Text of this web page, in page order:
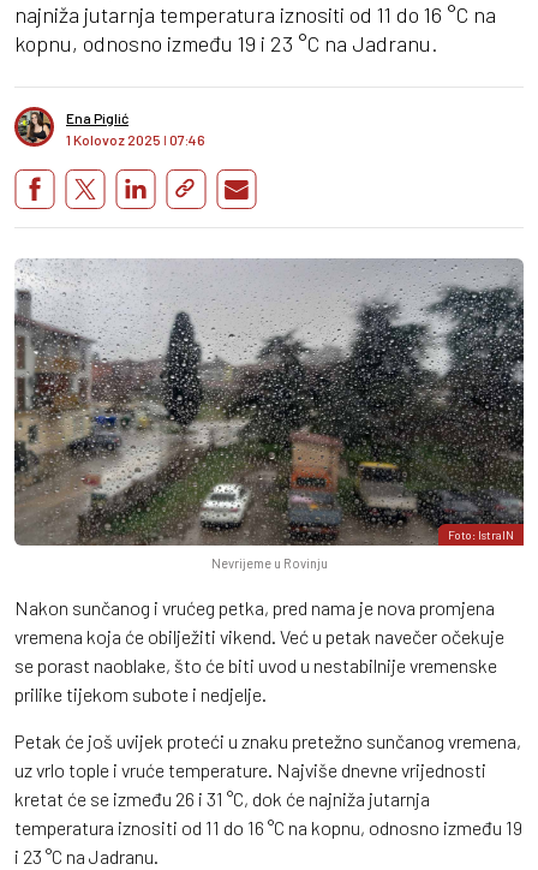
najniža jutarnja temperatura iznositi od 11 do 16 °C na
kopnu, odnosno između 19 i 23 °C na Jadranu.
Ena Piglić
1 Kolovoz 2025 I 07:46
Foto: IstraIN
Nevrijeme u Rovinju
Nakon sunčanog i vrućeg petka, pred nama je nova promjena
vremena koja će obilježiti vikend. Već u petak navečer očekuje
se porast naoblake, što će biti uvod u nestabilnije vremenske
prilike tijekom subote i nedjelje.
Petak će još uvijek proteći u znaku pretežno sunčanog vremena,
uz vrlo tople i vruće temperature. Najviše dnevne vrijednosti
kretat će se između 26 i 31 °C, dok će najniža jutarnja
temperatura iznositi od 11 do 16 °C na kopnu, odnosno između 19
i 23 °C na Jadranu.